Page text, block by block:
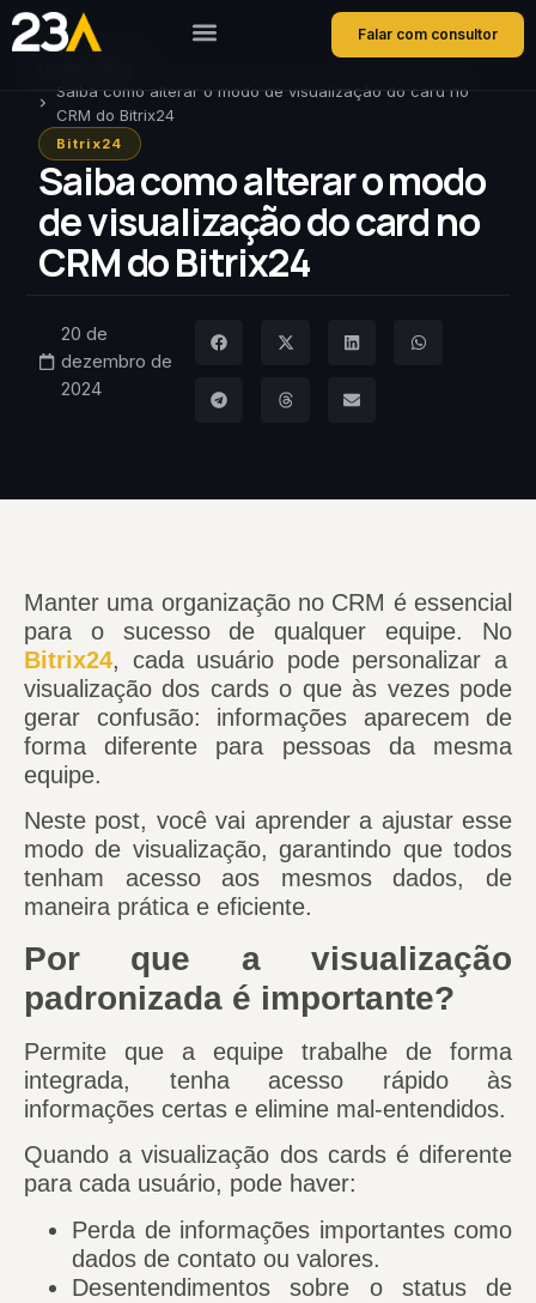
Falar com consultor
Saiba como alterar o modo de visualização do card no
CRM do Bitrix24
Bitrix24
Saiba como alterar o modo
de visualização do card no
CRM do Bitrix24
20 de
dezembro de
2024
Manter uma organização no CRM é essencial
para o sucesso de qualquer equipe. No
Bitrix24, cada usuário pode personalizar a
visualização dos cards o que às vezes pode
gerar confusão: informações aparecem de
forma diferente para pessoas da mesma
equipe.
Neste post, você vai aprender a ajustar esse
modo de visualização, garantindo que todos
tenham acesso aos mesmos dados, de
maneira prática e eficiente.
Por que a visualização
padronizada é importante?
Permite que a equipe trabalhe de forma
integrada, tenha acesso rápido às
informações certas e elimine mal-entendidos.
Quando a visualização dos cards é diferente
para cada usuário, pode haver:
Perda de informações importantes como
dados de contato ou valores.
Desentendimentos sobre o status de